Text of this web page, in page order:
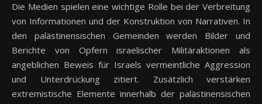
Die Medien spielen eine wichtige Rolle bei der Verbreitung
von Informationen und der Konstruktion von Narrativen. In
den palästinensischen Gemeinden werden Bilder und
Berichte von Opfern israelischer Militäraktionen als
angeblichen Beweis für Israels vermeintliche Aggression
und Unterdrückung zitiert. Zusätzlich verstärken
extremistische Elemente innerhalb der palästinensischen